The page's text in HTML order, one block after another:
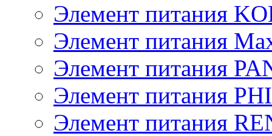
Элемент питания
Элемент питания
Элемент питания
Элемент питания
Элемент питания